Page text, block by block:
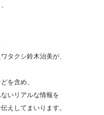
タクシ鈴木治美が、
を含め、
いリアルな情報を
えしてまいります。